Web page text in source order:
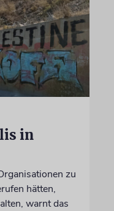
in
zu
hätten,
warnt das